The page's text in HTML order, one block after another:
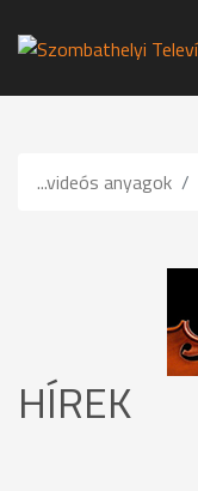
...videós anyagok
HÍREK